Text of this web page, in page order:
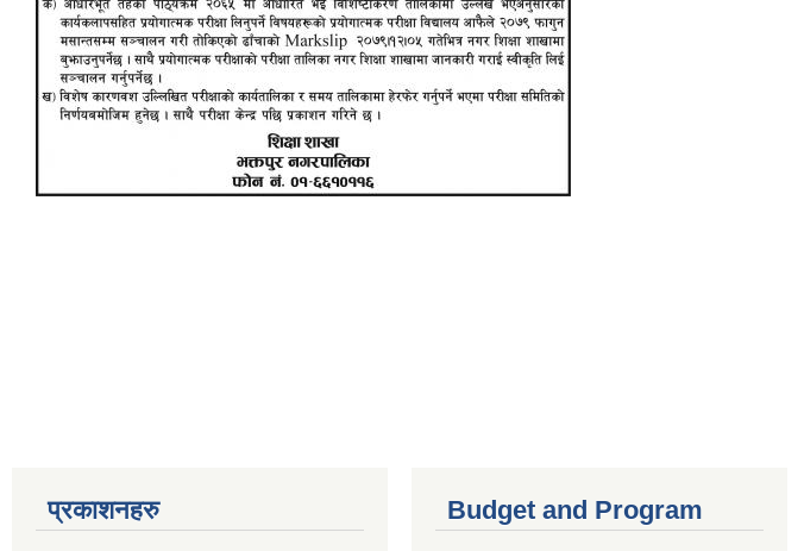
प्रकाशनहरु Budget and Program